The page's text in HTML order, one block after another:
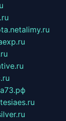
alimy.ru
tesiaes.ru